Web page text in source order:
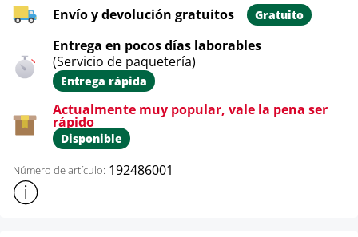
Envío y devolución gratuitos Gratuito
Entrega en pocos días laborables
(Servicio de paquetería)
Entrega rápida
Actualmente muy popular, vale la pena ser
rápido
Disponible
Número de artículo: 192486001
Mostrar más información sobre el producto